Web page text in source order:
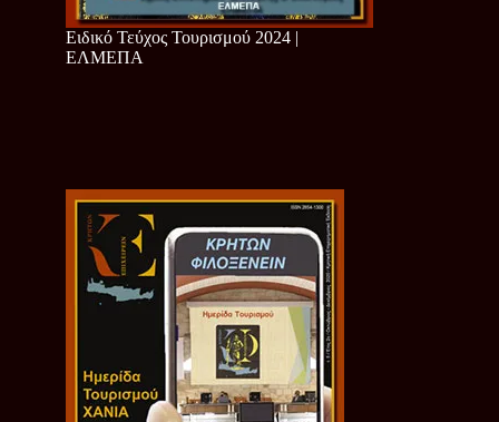
Ειδικό Τεύχος Τουρισμού 2024 |
ΕΛΜΕΠΑ